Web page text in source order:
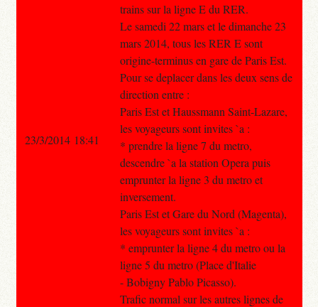
trains sur la ligne E du RER.
Le samedi 22 mars et le dimanche 23
mars 2014, tous les RER E sont
origine-terminus en gare de Paris Est.
Pour se deplacer dans les deux sens de
direction entre :
Paris Est et Haussmann Saint-Lazare,
les voyageurs sont invites `a :
* prendre la ligne 7 du metro,
descendre `a la station Opera puis
emprunter la ligne 3 du metro et
inversement.
Paris Est et Gare du Nord (Magenta),
les voyageurs sont invites `a :
* emprunter la ligne 4 du metro ou la
ligne 5 du metro (Place d'Italie
- Bobigny Pablo Picasso).
Trafic normal sur les autres lignes de
23/3/2014 18:41